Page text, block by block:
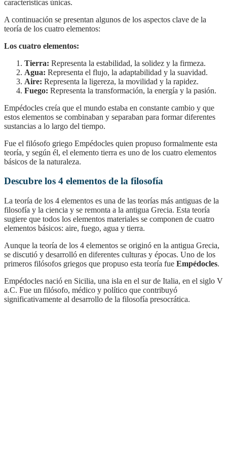
características únicas.
A continuación se presentan algunos de los aspectos clave de la
teoría de los cuatro elementos:
Los cuatro elementos:
Tierra: Representa la estabilidad, la solidez y la firmeza.
Agua: Representa el flujo, la adaptabilidad y la suavidad.
Aire: Representa la ligereza, la movilidad y la rapidez.
Fuego: Representa la transformación, la energía y la pasión.
Empédocles creía que el mundo estaba en constante cambio y que
estos elementos se combinaban y separaban para formar diferentes
sustancias a lo largo del tiempo.
Fue el filósofo griego Empédocles quien propuso formalmente esta
teoría, y según él, el elemento tierra es uno de los cuatro elementos
básicos de la naturaleza.
Descubre los 4 elementos de la filosofía
La teoría de los 4 elementos es una de las teorías más antiguas de la
filosofía y la ciencia y se remonta a la antigua Grecia. Esta teoría
sugiere que todos los elementos materiales se componen de cuatro
elementos básicos: aire, fuego, agua y tierra.
Aunque la teoría de los 4 elementos se originó en la antigua Grecia,
se discutió y desarrolló en diferentes culturas y épocas. Uno de los
primeros filósofos griegos que propuso esta teoría fue Empédocles.
Empédocles nació en Sicilia, una isla en el sur de Italia, en el siglo V
a.C. Fue un filósofo, médico y político que contribuyó
significativamente al desarrollo de la filosofía presocrática.